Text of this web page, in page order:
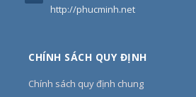
http://phucminh.net
CHÍNH SÁCH QUY ĐỊNH
Chính sách quy định chung